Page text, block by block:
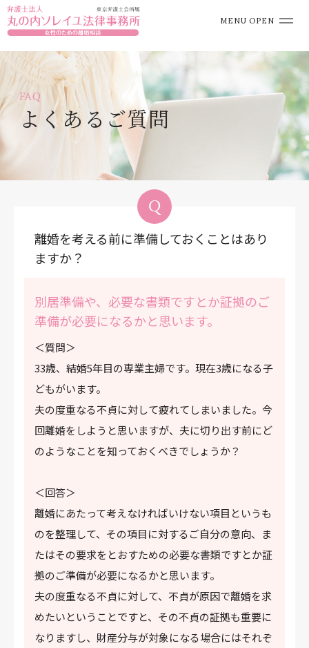
MENU OPEN
FAQ
よくあるご質問
離婚を考える前に準備しておくことはあり
ますか？
別居準備や、必要な書類ですとか証拠のご
準備が必要になるかと思います。
＜質問＞
33歳、結婚5年目の専業主婦です。現在3歳になる子
どもがいます。
夫の度重なる不貞に対して疲れてしまいました。今
回離婚をしようと思いますが、夫に切り出す前にど
のようなことを知っておくべきでしょうか？
＜回答＞
離婚にあたって考えなければいけない項目というも
のを整理して、その項目に対するご自分の意向、ま
たはその要求をとおすための必要な書類ですとか証
拠のご準備が必要になるかと思います。
夫の度重なる不貞に対して、不貞が原因で離婚を求
めたいということですと、その不貞の証拠も重要に
なりますし、財産分与が対象になる場合にはそれぞ